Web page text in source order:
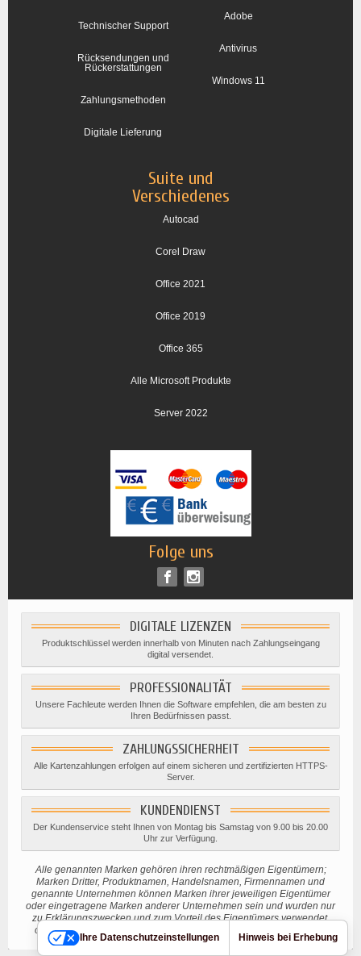
Technischer Support
Rücksendungen und
Rückerstattungen
Zahlungsmethoden
Digitale Lieferung
Adobe
Antivirus
Windows 11
Suite und
Verschiedenes
Autocad
Corel Draw
Office 2021
Office 2019
Office 365
Alle Microsoft Produkte
Server 2022
Folge uns
DIGITALE LIZENZEN
Produktschlüssel werden innerhalb von Minuten nach Zahlungseingang
digital versendet.
PROFESSIONALITÄT
Unsere Fachleute werden Ihnen die Software empfehlen, die am besten zu
Ihren Bedürfnissen passt.
ZAHLUNGSSICHERHEIT
Alle Kartenzahlungen erfolgen auf einem sicheren und zertifizierten HTTPS-
Server.
KUNDENDIENST
Der Kundenservice steht Ihnen von Montag bis Samstag von 9.00 bis 20.00
Uhr zur Verfügung.
Alle genannten Marken gehören ihren rechtmäßigen Eigentümern;
Marken Dritter, Produktnamen, Handelsnamen, Firmennamen und
genannte Unternehmen können Marken ihrer jeweiligen Eigentümer
oder eingetragene Marken anderer Unternehmen sein und wurden nur
zu Erklärungszwecken und zum Vorteil des Eigentümers verwendet,
ohne eine Verletzung des geltenden Urheberrechts beabsichtigen.
Ihre Datenschutzeinstellungen Hinweis bei Erhebung